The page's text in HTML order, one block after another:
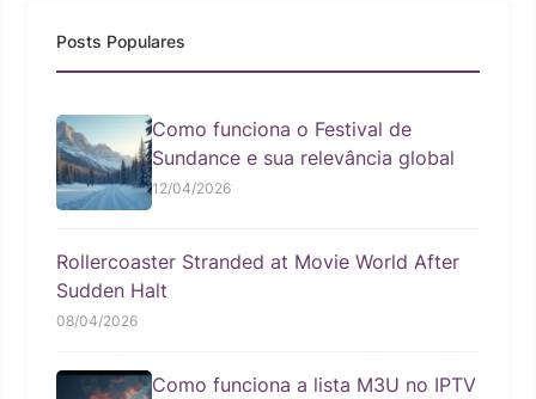
Posts Populares
Como funciona o Festival de
Sundance e sua relevância global
12/04/2026
Rollercoaster Stranded at Movie World After
Sudden Halt
08/04/2026
Como funciona a lista M3U no IPTV